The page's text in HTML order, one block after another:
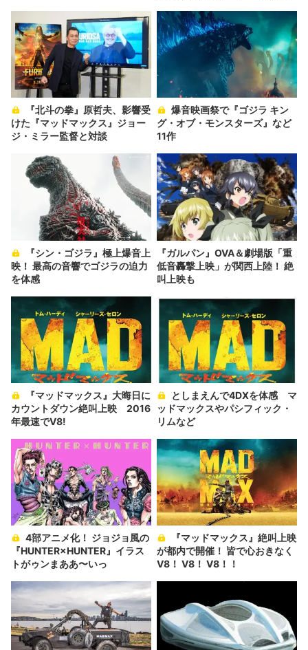
けた『マッドマックス』ジョー
ジ・ミラー監督と対談
グ・オブ・モンスターズ』など
11作
映！ 最高の音響でゴジラの迫力
を体感
『ガルパン』OVA＆劇場版「重
低音轟撃上映」が関西上陸！ 絶
叫上映も
カウントダウン絶叫上映 2016
年最速でV8!
ッドマックスやパシフィック・
リムなど
『HUNTER×HUNTER』イラス
トがゥンまああ〜いっ
が都内で開催！ 皆で心おきなく
V8！ V8！ V8！！